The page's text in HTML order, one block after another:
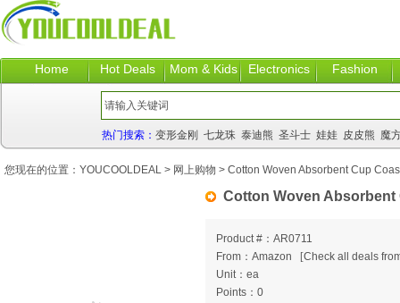
Home Hot Deals Mom & Kids Electronics Fashion
热门搜索： 变形金刚 七龙珠 泰迪熊 圣斗士 娃娃 皮皮熊 魔
Cotton Woven
Product #：AR0711
From：Amazon
[Check all deals
Unit：ea
Points：0
您现在的位置： YOUCOOLDEAL > 网上购物 > Cotton Woven Absorbent Cup